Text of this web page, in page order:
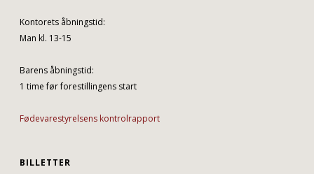
Kontorets åbningstid:
Man kl. 13-15
Barens åbningstid:
1 time før forestillingens start
Fødevarestyrelsens kontrolrapport
BILLETTER